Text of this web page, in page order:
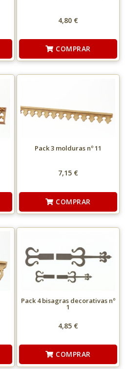
4,80 €
COMPRAR
Pack 3 molduras nº 11
7,15 €
COMPRAR
Pack 4 bisagras decorativas nº
1
4,85 €
COMPRAR